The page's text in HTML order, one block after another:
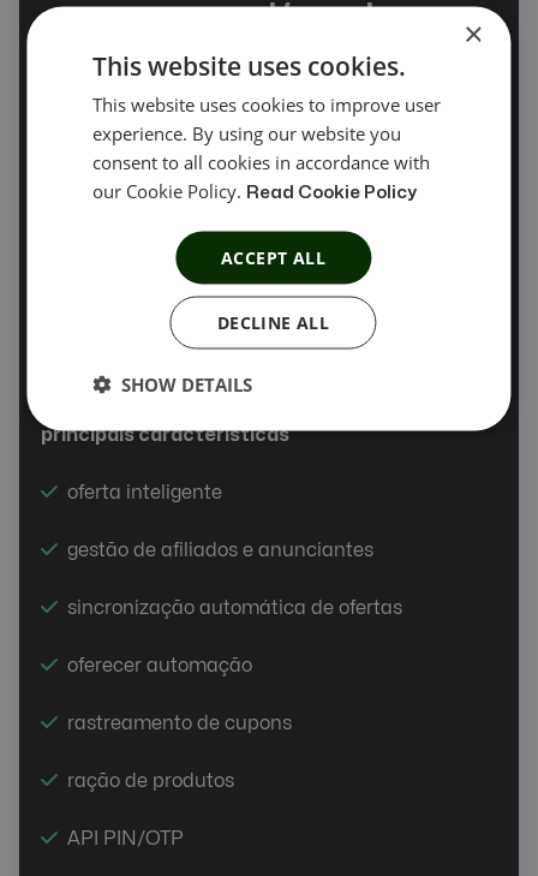
mensal/anual
agendar uma chamada
número personalizado de conversões
número personalizado de cliques
ofertas ilimitadas
principais características
oferta inteligente
gestão de afiliados e anunciantes
sincronização automática de ofertas
oferecer automação
rastreamento de cupons
ração de produtos
API PIN/OTP
×
This website uses cookies.
This website uses cookies to improve user
experience. By using our website you
consent to all cookies in accordance with
our Cookie Policy. Read Cookie Policy
ACCEPT ALL
DECLINE ALL
SHOW DETAILS